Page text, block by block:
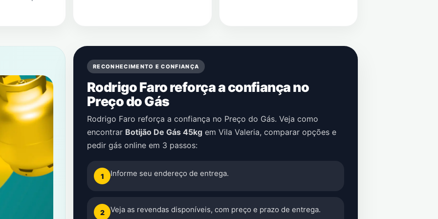
RECONHECIMENTO E CONFIANÇA
Rodrigo Faro reforça a confiança no
Preço do Gás
Rodrigo Faro reforça a confiança no Preço do Gás. Veja como
encontrar Botijão De Gás 45kg em Vila Valeria, comparar opções e
pedir gás online em 3 passos:
1 Informe seu endereço de entrega.
2 Veja as revendas disponíveis, com preço e prazo de entrega.